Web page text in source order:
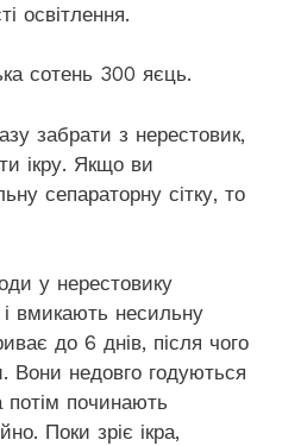
освітлення.
сотень 300 яєць.
забрати з нерестовик,
ікру. Якщо ви
сепараторну сітку, то
у нерестовику
вмикають несильну
до 6 днів, після чого
Вони недовго годуються
починають
Поки зріє ікра,